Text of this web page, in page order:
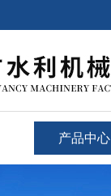
产品中心